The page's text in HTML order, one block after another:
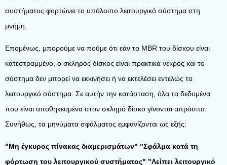
συστήματος φορτώνει το υπόλοιπο λειτουργικό σύστημα στη
μνήμη.
Επομένως, μπορούμε να πούμε ότι εάν το MBR του δίσκου είναι
κατεστραμμένο, ο σκληρός δίσκος είναι πρακτικά νεκρός και το
σύστημα δεν μπορεί να εκκινήσει ή να εκτελέσει εντελώς το
λειτουργικό σύστημα. Σε αυτήν την κατάσταση, όλα τα δεδομένα
που είναι αποθηκευμένα στον σκληρό δίσκο γίνονται απρόσιτα.
Συνήθως, τα μηνύματα σφάλματος εμφανίζονται ως εξής:
"Μη έγκυρος πίνακας διαμερισμάτων" "Σφάλμα κατά τη
φόρτωση του λειτουργικού συστήματος" "Λείπει λειτουργικό